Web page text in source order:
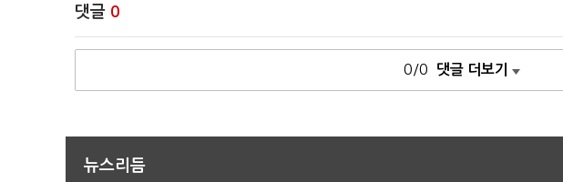
댓글 0
0/0 댓글 더보기
뉴스리듬